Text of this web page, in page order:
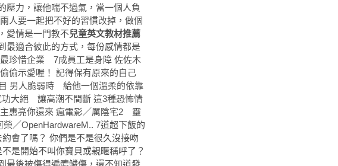
壓力，讓他喘不過氣，當一個人負
人要一起把不好的習慣改掉，做個
愛情是一門教不兒童英文教材推薦
心／綜合報導 北海道7歲的田野岡大和遭父母丟包在有熊出沒的山區，6天後終於在自衛隊演習場的小屋中被找到。不過，有網友質疑，搜救人員一開始就認定孩子不可能會出現在距離失蹤地點3公里以上的地方，因此只針對較平坦的特定區域搜索，根本就是找錯「方向」。 ▲田野岡大和獲救時十分鎮定沒有掉淚，送醫檢查發現僅輕微脫水，他的父親田野岡貴之也已出面向社會大眾道歉。（圖／翻攝自朝日新聞） 綜合日本媒體報導，7歲的田野岡大和奇蹟獲救後，網友除了佩服他的野外求生能力外，也針對搜救人員提出質疑，他們一開就認定孩子不會跑開超過3公里，因此將搜索範圍限縮在3公里以內的平坦地區，發現怎麼樣都找不到人才擴大搜索。 其中一名參與搜索的救難人員曾表示，當時他們找到10公里外的自衛隊演習場小屋，發現周圍都被鐵絲網圍住，雖然成年人無法進入，小孩子卻可以鑽過縫隙，沒想到就真的在哪裡找到失蹤的田野岡大和。 ▲7歲的田野岡大和躲在自衛隊的練習場小屋，在沒有食物的情況下僅靠水龍頭的水維生。（圖／東方IC） 對於外界指責「找錯方向」一事，日本當局認為搜救人員一開始的判斷並沒有問題，畢竟一般情況下只憑一個孩子力量，是不可能在寒流來襲期間穿著短袖獨自走過10公里的山路。 此外，也有網友指出，事件剛爆發時從媒體刊登的照片可以發現，日野岡大和的左邊臉頰明顯腫脹，懷疑他遭到父母虐待，希望相關單位可以正視這個問題並介入調查，不要再讓年僅7歲的孩子受到更多傷害。 ▼有網友發現田野岡大和的左臉頰腫腫的，懷疑他遭到父母虐待。（圖／翻攝自JNN） ★版權聲明：圖片為版權照片，由東方IC供《ETtoday東森新聞雲》專用，任何網站、報刊、電視台未經東方IC許可，不得部分或全部轉載！ 耍廢月領8萬4？8成瑞士人公投否決 男赴「3P」邀約：最後悔的決定 患怪病難呼吸...他打碎14塊臉骨 女被拖入海失蹤 鱷魚肚內挖出殘肢 大和君失蹤案 網：搜救搞錯方向 台男在菲殺害變性同居人裝箱棄屍 攻頂剩500m 他聽尖叫只能救1人 30年最強暴雨擊 雪梨華人區淪陷 18歲男挖母眼珠 稱「魔鬼命令」 荷蘭研發：機器人自行「交配」 戀女主管獲職 拒絕再上床被解雇 駐日美軍又闖禍 酒駕逆向釀2傷 排隊輪姦…日兵揭露獵捕婦女景象 爸顫抖歉 田野岡大和點頭「嗯」 ▲民眾到好市多麵包，裡面卻有小強，讓他直呼噁心。（圖／東森新聞） 生活中心／綜合報導 許多民眾到好市多，都喜歡買大理石麵包，但台北一位劉先生買了六入裝的麵包回家後，發現包裝裡面竟然有一隻死掉的小強，直呼太噁心，業者坦承疏失，表示應該是在運送過程中不慎碰撞，膠膜封口沒有完全密合，才讓小強鑽入，也表示往後會要求人員更謹慎作業。 來到美式大賣場，民眾直奔麵包區，為的就是要搶到這款「大理石麵包」，買過的民眾都直呼好吃，不過卻有民眾買回家之後發現，還沒拆封的麵包裡面，居然有一隻「小強」，消費者氣得大罵噁心，認為業者品管不當；也有人看到後，認為很噁心，以後不敢買。 好市多內湖店的業者坦承疏失，研判是在運送過程中，不慎碰撞導致膠膜封口，沒有完全密合，才會讓小強從縫隙鑽入，也表示每兩周會定期消毒，往後將會要求人員更加謹慎作業。這款大理石麵包，廣受民眾喜愛，輕輕撥開一層一層都是巧克力，口感相當柔軟，也是不少部落客推薦必買的商品。 麵包師傅鄭先生表示，因為外觀紋路的關係，因而命名為大理石，加上巧克力風味是不少民眾的獨鍾，因此這款麵包才會深受喜愛。不過，Costco美式大賣場麵包區裏頭，民眾的最愛多了小強，恐怕在消費者心中大打折扣。 見當兵的男友 第一句該說什麼？ 連假塞國道 民大罵怪夜間免費沒了 劇烈運動影響生活 25樓糗大了 家門被貼了神秘東西 解答長知識 今明西南氣流強！ 全台防豪大雨 毛毛的…捷運站內座椅超像棺材 一樣都裸身 網揪豆花鮮肉比一比 想延畢被當提醒教授：我沒上過課 北北基等14縣市發布大雨特報 對流雲系續移入 15縣市大雨特報 「罩杯大小」取ID名引各種神回覆 文明不是寫在書上 學者訪台震撼 不只南北粽 「中部粽」在這呢！ 崩潰！姓名猜年紀...竟跨越時代了 ▲總統蔡英文8日出席「2016大陸台商端午節座談聯誼活動」。（圖／記者陶本和攝） 記者陶本和／台北報導 總統蔡英文8日晚間再次來到台北萬豪酒店，出席「2016大陸台商端午節聯誼晚會」。致詞時她表示，會積極推動經濟轉型和結構轉型，盡最大的努力，幫助台商突破困境。同時也向台商招手，希望大家回到台灣打拼。 今天晚上蔡英文在行政院長林全的陪同下出席晚會，致詞時重提當年擔任陸委會主委時的施政，強調在兩岸關係的和平穩定上與大家共同努力，替往後的交流打下許多基礎，不論小三通、包機直航、陸客來台觀光等「積極開放，有效管理」政策。 蔡英文表示，政府會是人民和企業的後盾，不會讓在第一線努力的台商朋友孤單無助。她強調，了解面對勞動成本上升、經濟結構調整，以及全球經濟不景氣等壓力。 因此，蔡英文提出三點面向，要來突破台商的困境，並且開啟新局。首先，新政府會盡最大努力，協助因應中國大陸的經濟變局，幫助各位台商提升競爭力，並減少後顧之憂。 她指出，會強化輔導台商投資經營管理的各種機制，以及從技術面來協助台商企業轉型升級。同時也確保所有台商、學校都能提供優質的教學環境，讓台商子女的教育跟台灣社會不會脫節。 再者，蔡英文表示，要積極吸引台商回到台灣投資。她強調台灣經濟結構的轉型、台商堅毅勤奮的精神，是台灣最重要的資產，「所以，我要向台商招手，請大家回來台灣一起打拼」。 至於第三點，蔡英文說，新政府正在致力於與亞洲、乃至亞太區域各國的經濟合作，為台灣創造更多元、更有活力的對外經貿網路。她提到目前在推動的新南向政策，希望可以增進與東協、印度的各層面往來，發展更多元的交流、更穩定的經貿夥伴關係。 此外，蔡英文不忘談到兩岸關係的問題。她再次重申會致力維持現狀，建立具一致性、可持續且可預測的兩岸關係，「這是我對大家的承諾，我會說到做到」。 蔡英文強調，在520就職演說上，已經展現最大的彈性，傳達最大的善意，未來會持續和對岸進行溝通和對話，維繫兩岸間各項制度化的溝通和對話機制，推動經貿往來及各層次的交流，以促進兩岸的相互了解。 ▼總統蔡英文。（圖／總統府提供） 老榮民被飆罵 藍委：歧視犯罪行為 邱淑媞調職 王鴻薇：這叫和解？ 呂秋遠打臉李艷秋中國假：韓越日也有 洪素珠飆罵榮民 民進黨：強力譴責 洗腦人民護黨產？徐永明再批KMT 柯政 北市府平均每天5人離職 馬英九事蹟 4.5萬網友對這最有感 發福影響划龍舟？黃國昌回：... 邱毅體會屈原心境 鄉民：你是楚獨份子.. 謝長廷履新 日媒：大物政治家 女狙擊手正翻天 網友：請瞄準我 馬、蔡官員交接 監院提醒申報財產 男嗆時力：不知屈原中國人？划什麼龍舟.. 吳思瑤划龍舟 隊友鮮肉變滷肉 記者吳睿慈／台北報導 日本樂團flumpool凡人譜即將在7月9日4度來台舉辦演唱會，主唱隆太近日恰好來台灣「學中文」，抽空在2日接受媒體訪問，被問到會不會擔心7月開唱的票房，他笑說日本有「3年外遇」的俗語，坦言會擔心，隨後卻自爆曾被交往2年的女友劈腿，甚至在失戀時不慎造成跳海意外。 ▲隆太近日訪台學中文。（圖／記者黃克翔攝） 隆太在5月底抵達台灣，當天發生地震的瞬間，他剛好在繳交護照給海關人員檢查，他笑說雖然很害怕，但還是假裝鎮定。此行訪台，他一見到媒體，就誠意十足地用中文自我介紹：「今天我起床很早，現在肚子很餓，期待午餐。」學習中文1年多的他，這次來台灣學到「客滿」、「美眉」等單字， 然而此趟旅行少了其他3位成員陪伴，隆太誠實表示「輕鬆很多」，其他3人喜歡碎碎念，尤其是元氣對吃的東西特別有要求。今年將在台灣4度舉辦演唱會，隆太也坦言會擔心票房成績，開玩笑表示日本有首很有名的歌曲叫《三年的外遇》（三年目?浮?），他也害怕粉絲變心，不過，媒體安慰他「台灣是七年之癢」，讓他笑笑喊「那就沒問題了！」 ▲隆太自曝曾遭劈腿，失戀跑到海邊丟戒指，結果卻變跳海。（圖／記者黃克翔攝） 談到日本的三年外遇，隆太自爆也是三年外遇的受害者之一，過去曾被交往2年女友劈腿，傷心的他把兩人的情侶對戒帶到海邊想丟掉，卻在丟出去的那瞬間捨不得，結果整個人不小心跳進海裡去，他笑著解釋失戀跳海的緣由。flumpool 7月9日將到台北TICC開唱，門票已在拓元售票開賣。 劉雨柔哽咽2分鐘 淚崩：我好怕… 白歆惠認懷孕：我與先生都開心！ 李坤城爺孫戀告白：依戀越來越深 子瑜媽舊照曝光！電眼相似度99% 《鬥魚》CP相隔12年後合體引淚崩 By2妹夜店喇舌法國佬帶回飯店 閃爆！修杰楷背後環抱老婆賈靜雯 鄧佳華心疼法拉利姐：我家借她住 庹宗康爸爸睡夢中過世 享壽95歲 陳柏霖一把摟住宋智孝 親下去了 白歆惠5月洩肚子微凸照沒人察覺 小S時尚照曝光 蔡依林大讚美呆 白歆惠男友唐堂被起底！ 劉雨柔IG洩分手徵兆：已經不愛你 記者許力方／綜合報導 新一波鋒面由北往南逐漸靠近！中央氣象局表示，5日清晨至上午北部可能出現一波較明顯雨勢，各地都容易一陣陣出現陣雨或雷雨，中部以北和東半部雨區較廣泛，受雲量增多加上風向轉變，高溫將稍微下降至30度上下，低溫探至25度感受較為舒適。 氣象局預報，5日整天受鋒面影響，各地都容易一陣陣出現陣雨或雷雨，中部以北和東半部雨區較廣泛，也不排除各地有局部較大雨勢發生的機率，好消息是，雲量多加上鋒面南壓風向轉變，氣溫微降白天感受會舒緩許多，北部、東半部高溫約30度，中南部32、33度，沒下雨時稍感悶熱，清晨夜晚低溫則在25、26度間。 ▲鋒面將影響3天，全台轉雨。（圖／中央氣象局） 預計這波鋒面將影響至7日（下周二），這3天期間各地易出現一陣陣雨勢，中部以北和東半部降雨機率特別高，因雲多下雨，白天升溫不明顯，直到鋒面7日北抬，各地降雨將逐漸緩和，沒下雨的空檔增多，預測高溫又將回到31至33度左右。8日開始端午節連假，水氣多各地還是易有降雨，西半部機率較高。 ▲大雨襲北部！鋒面降溫至25度。（圖／記者季相儒攝） 天氣風險公司則表示，5日開始，全台將受這一波鋒面雲系影響開始降雨，預計這樣陣雨天氣將至下周，7日後會有一段好天氣的空檔，但是8日（下周三，端午節）後西南季風環流增強，各地又將會受另一波大低壓系統影響，天氣非常不穩定。 正妹轉職 台大「工管汝」拉保險 快／大雨